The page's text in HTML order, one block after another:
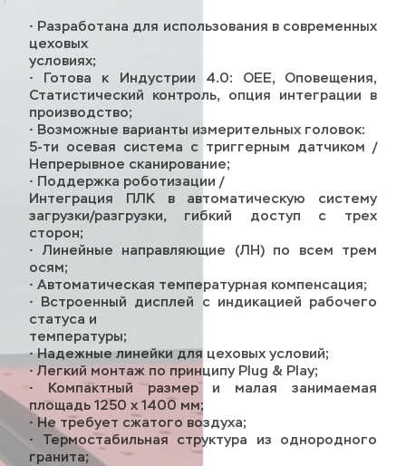
• Разработана для использования в современных
цеховых
условиях;
• Готова к Индустрии 4.0: OEE, Оповещения,
Статистический контроль, опция интеграции в
производство;
• Возможные варианты измерительных головок:
5-ти осевая система с триггерным датчиком /
Непрерывное сканирование;
• Поддержка роботизации /
Интеграция ПЛК в автоматическую систему
загрузки/разгрузки, гибкий доступ с трех
сторон;
• Линейные направляющие (ЛН) по всем трем
осям;
• Автоматическая температурная компенсация;
• Встроенный дисплей с индикацией рабочего
статуса и
температуры;
• Надежные линейки для цеховых условий;
• Легкий монтаж по принципу Plug & Play;
• Компактный размер и малая занимаемая
площадь 1250 х 1400 мм;
• Не требует сжатого воздуха;
• Термостабильная структура из однородного
гранита;